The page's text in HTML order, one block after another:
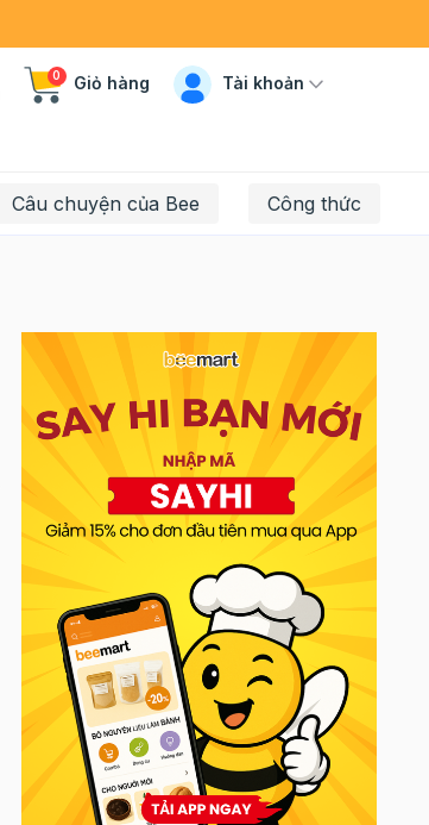
0 Giỏ hàng Tài khoản
Câu chuyện của Bee Công thức